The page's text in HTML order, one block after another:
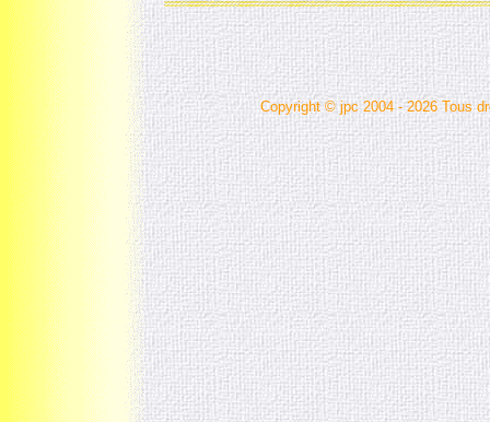
Copyright © jpc 2004 - 2026 Tous